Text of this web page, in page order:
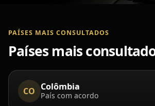
PAÍSES MAIS CONSULTADOS
Países mais
CO Colômbia
País com acordo